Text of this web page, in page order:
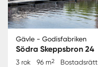
Gävle - Godisfabriken
Södra Skeppsbron 24
3 rok 96 m2 Bostadsrätt